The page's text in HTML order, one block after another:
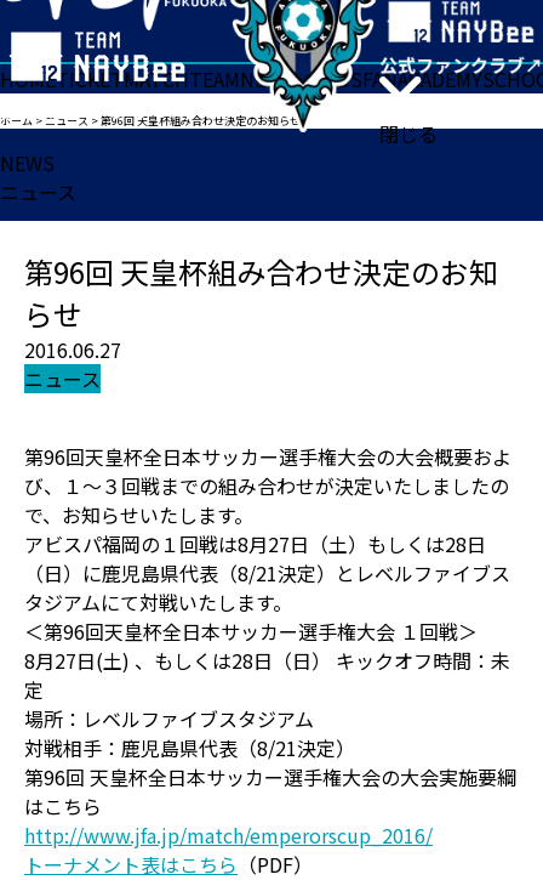
閉じる
HOMETICKETMATCHTEAMNEWSGOODSFANACADEMY
ホーム >ニュース >第96回 天皇杯組み合わせ決定のお知らせ
NEWS
ニュース
第96回 天皇杯組み合わせ決定のお知
らせ
2016.06.27
ニュース
第96回天皇杯全日本サッカー選手権大会の大会概要およ
び、１～３回戦までの組み合わせが決定いたしましたの
で、お知らせいたします。
アビスパ福岡の１回戦は8月27日（土）もしくは28日
（日）に鹿児島県代表（8/21決定）とレベルファイブス
タジアムにて対戦いたします。
＜第96回天皇杯全日本サッカー選手権大会 １回戦＞
8月27日(土) 、もしくは28日（日） キックオフ時間：未
定
場所：レベルファイブスタジアム
対戦相手：鹿児島県代表（8/21決定）
第96回 天皇杯全日本サッカー選手権大会の大会実施要綱
はこちら
http://www.jfa.jp/match/emperorscup_2016/
トーナメント表はこちら （PDF）